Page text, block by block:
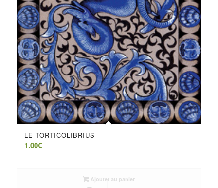
LE TORTICOLIBRIUS
1.00€
Ajouter au panier